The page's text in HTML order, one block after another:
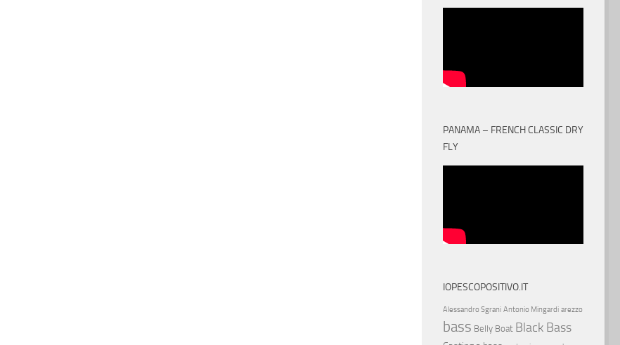
PANAMA – FRENCH CLASSIC DRY
FLY
IOPESCOPOSITIVO.IT
Alessandro Sgrani Antonio Mingardi arezzo
bass Belly Boat Black Bass